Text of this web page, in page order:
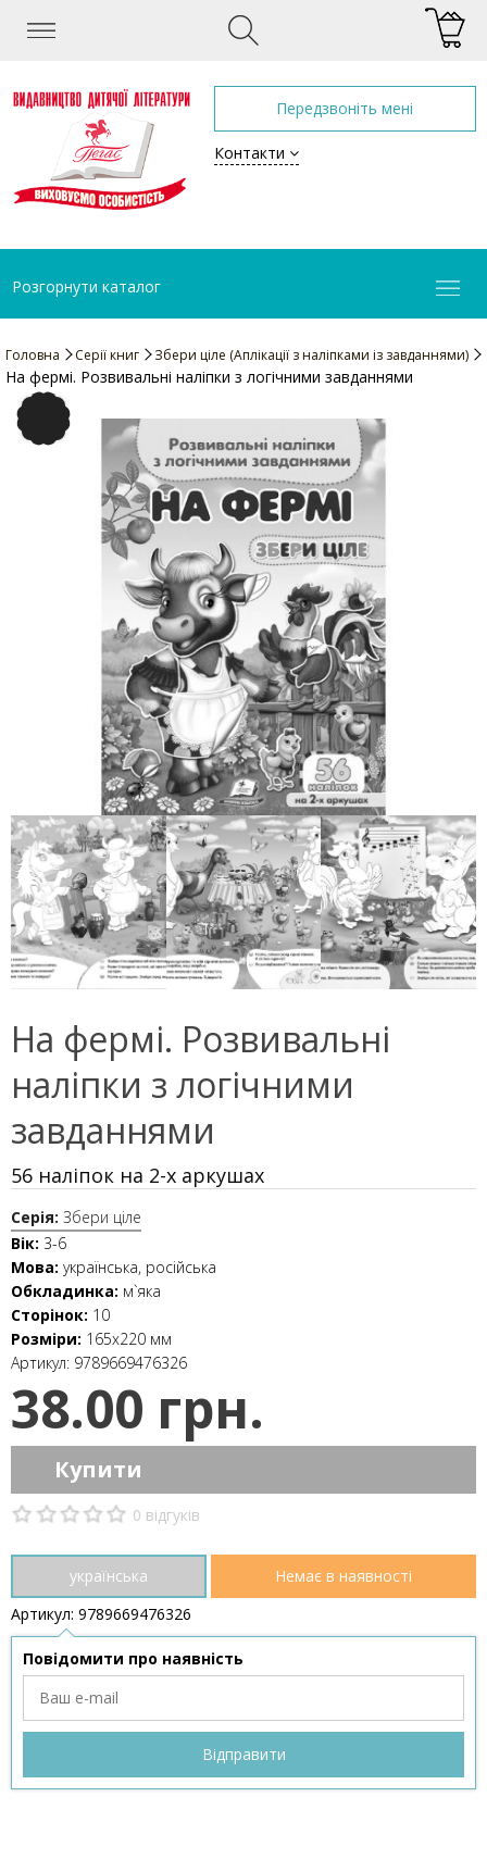
Передзвоніть мені
Контакти
Розгорнути каталог
Головна Серії книг Збери ціле (Аплікації з наліпками із завданнями)
На фермі. Розвивальні наліпки з логічними завданнями
На фермі. Розвивальні
наліпки з логічними
завданнями
56 наліпок на 2-х аркушах
Серія: Збери ціле
Вік: 3-6
Мова: українська, російська
Обкладинка: м`яка
Сторінок: 10
Розміри: 165x220 мм
Артикул: 9789669476326
38.00 грн.
Купити
0 відгуків
українська
Немає в наявності
Артикул: 9789669476326
Повідомити про наявність